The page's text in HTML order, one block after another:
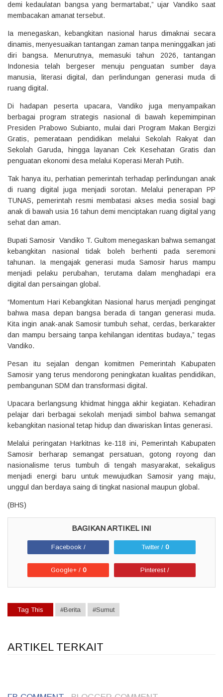
demi kedaulatan bangsa yang bermartabat,” ujar Vandiko saat
membacakan amanat tersebut.
Ia menegaskan, kebangkitan nasional harus dimaknai secara
dinamis, menyesuaikan tantangan zaman tanpa meninggalkan jati
diri bangsa. Menurutnya, memasuki tahun 2026, tantangan
Indonesia telah bergeser menuju penguatan sumber daya
manusia, literasi digital, dan perlindungan generasi muda di
ruang digital.
Di hadapan peserta upacara, Vandiko juga menyampaikan
berbagai program strategis nasional di bawah kepemimpinan
Presiden Prabowo Subianto, mulai dari Program Makan Bergizi
Gratis, pemerataan pendidikan melalui Sekolah Rakyat dan
Sekolah Garuda, hingga layanan Cek Kesehatan Gratis dan
penguatan ekonomi desa melalui Koperasi Merah Putih.
Tak hanya itu, perhatian pemerintah terhadap perlindungan anak
di ruang digital juga menjadi sorotan. Melalui penerapan PP
TUNAS, pemerintah resmi membatasi akses media sosial bagi
anak di bawah usia 16 tahun demi menciptakan ruang digital yang
sehat dan aman.
Bupati Samosir Vandiko T. Gultom menegaskan bahwa semangat
kebangkitan nasional tidak boleh berhenti pada seremoni
tahunan. Ia mengajak generasi muda Samosir harus mampu
menjadi pelaku perubahan, terutama dalam menghadapi era
digital dan persaingan global.
“Momentum Hari Kebangkitan Nasional harus menjadi pengingat
bahwa masa depan bangsa berada di tangan generasi muda.
Kita ingin anak-anak Samosir tumbuh sehat, cerdas, berkarakter
dan mampu bersaing tanpa kehilangan identitas budaya,” tegas
Vandiko.
Pesan itu sejalan dengan komitmen Pemerintah Kabupaten
Samosir yang terus mendorong peningkatan kualitas pendidikan,
pembangunan SDM dan transformasi digital.
Upacara berlangsung khidmat hingga akhir kegiatan. Kehadiran
pelajar dari berbagai sekolah menjadi simbol bahwa semangat
kebangkitan nasional tetap hidup dan diwariskan lintas generasi.
Melalui peringatan Harkitnas ke-118 ini, Pemerintah Kabupaten
Samosir berharap semangat persatuan, gotong royong dan
nasionalisme terus tumbuh di tengah masyarakat, sekaligus
menjadi energi baru untuk mewujudkan Samosir yang maju,
unggul dan berdaya saing di tingkat nasional maupun global.
(BHS)
Facebook / Twitter / 0
Google+ / 0 Pinterest /
Tag This #Berita #Sumut
ARTIKEL TERKAIT